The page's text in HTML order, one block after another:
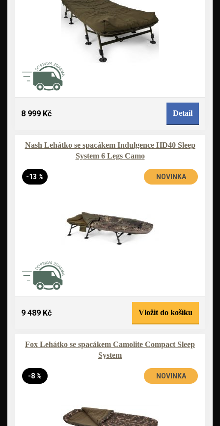
8 999 Kč Detail
Nash Lehátko se spacákem Indulgence HD40 Sleep
System 6 Legs Camo
-13 % NOVINKA
9 489 Kč Vložit do košíku
Fox Lehátko se spacákem Camolite Compact Sleep
System
-8 % NOVINKA